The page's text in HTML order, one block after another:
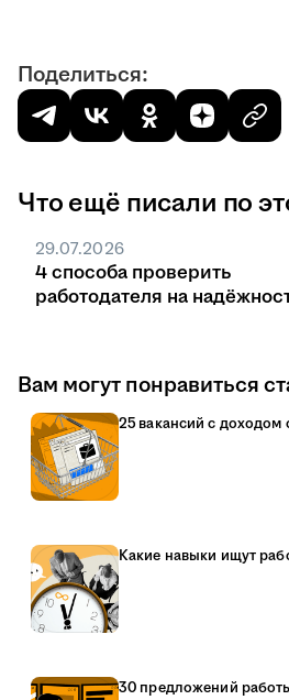
Поделиться:
Что ещё писали по
29.07.2026
4 способа проверить
работодателя на
Вам могут понравиться
25 вакансий с доходом
Какие навыки ищут
30 предложений